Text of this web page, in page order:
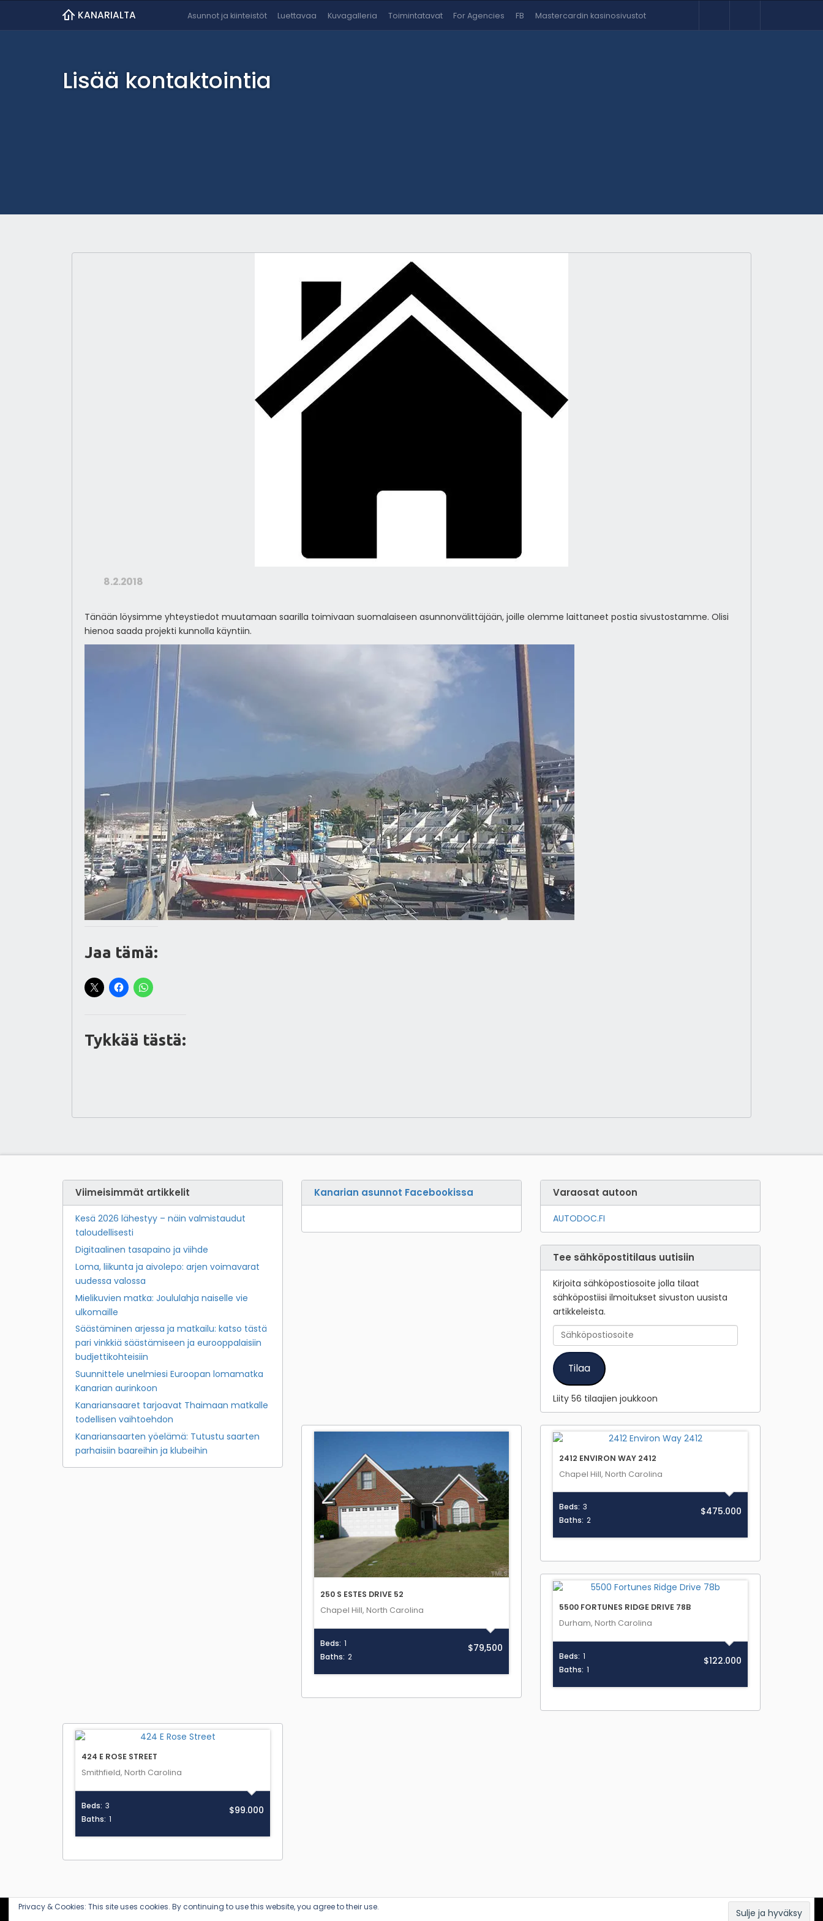
KANARIALTA Asunnot ja kiinteistöt Luettavaa Kuvagalleria Toimintatavat For Agencies FB Mastercardin kasinosivustot
Lisää kontaktointia
8.2.2018
Tänään löysimme yhteystiedot muutamaan saarilla toimivaan suomalaiseen asunnonvälittäjään, joille olemme laittaneet postia sivustostamme. Olisi
hienoa saada projekti kunnolla käyntiin.
Jaa tämä:
Tykkää tästä:
Viimeisimmät artikkelit
Kesä 2026 lähestyy – näin valmistaudut
taloudellisesti
Digitaalinen tasapaino ja viihde
Loma, liikunta ja aivolepo: arjen voimavarat
uudessa valossa
Mielikuvien matka: Joululahja naiselle vie
ulkomaille
Säästäminen arjessa ja matkailu: katso tästä
pari vinkkiä säästämiseen ja eurooppalaisiin
budjettikohteisiin
Suunnittele unelmiesi Euroopan lomamatka
Kanarian aurinkoon
Kanariansaaret tarjoavat Thaimaan matkalle
todellisen vaihtoehdon
Kanariansaarten yöelämä: Tutustu saarten
parhaisiin baareihin ja klubeihin
Kanarian asunnot Facebookissa Varaosat autoon
AUTODOC.FI
Privacy & Cookies: This site uses cookies. By continuing to use this website, you agree to their use.
Tee sähköpostitilaus uutisiin
Kirjoita sähköpostiosoite jolla tilaat
sähköpostiisi ilmoitukset sivuston uusista
artikkeleista.
Sähköpostiosoite
Tilaa
Liity 56 tilaajien joukkoon
250 S ESTES DRIVE 52
Chapel Hill, North Carolina
Beds: 1
Baths: 2
$79,500
2412 ENVIRON WAY 2412
Chapel Hill, North Carolina
Beds: 3
Baths: 2
$475.000
5500 FORTUNES RIDGE DRIVE 78B
Durham, North Carolina
Beds: 1
Baths: 1
$122.000
424 E ROSE STREET
Smithfield, North Carolina
Beds: 3
Baths: 1
$99.000